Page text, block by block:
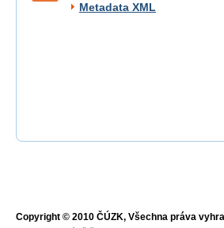
Metadata XML
Copyright © 2010 ČÚZK, Všechna práva